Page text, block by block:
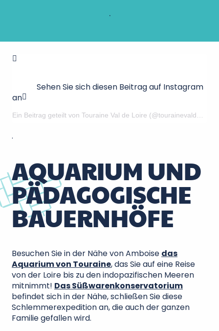
.
AQUARIUM UND
PÄDAGOGISCHE
BAUERNHÖFE
Besuchen Sie in der Nähe von Amboise das
Aquarium von Touraine, das Sie auf eine Reise
von der Loire bis zu den indopazifischen Meeren
mitnimmt! Das Süßwarenkonservatorium
befindet sich in der Nähe, schließen Sie diese
Schlemmerexpedition an, die auch der ganzen
Familie gefallen wird.
Sehen Sie sich diesen Beitrag auf Instagram
an
.